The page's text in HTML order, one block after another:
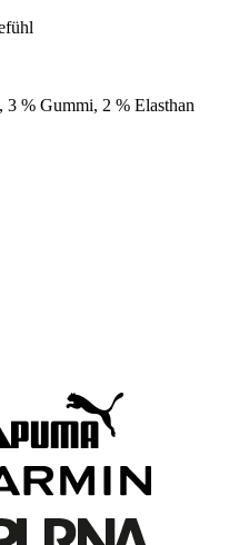
3 % Gummi, 2 % Elasthan